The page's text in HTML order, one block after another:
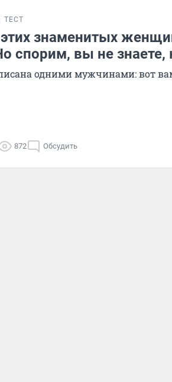
ТЕСТ
знаменитых
спорим, вы не знаете,
одними мужчинами: вот
872 Обсудить